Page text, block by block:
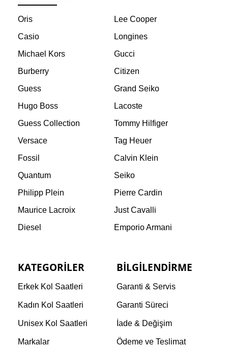
Oris
Lee Cooper
Casio
Longines
Michael Kors
Gucci
Burberry
Citizen
Guess
Grand Seiko
Hugo Boss
Lacoste
Guess Collection
Tommy Hilfiger
Versace
Tag Heuer
Fossil
Calvin Klein
Quantum
Seiko
Philipp Plein
Pierre Cardin
Maurice Lacroix
Just Cavalli
Diesel
Emporio Armani
KATEGORILER
Erkek Kol Saatleri
Kadın Kol Saatleri
Unisex Kol Saatleri
Markalar
BILGILENDIRME
Garanti & Servis
Garanti Süreci
İade & Değişim
Ödeme ve Teslimat